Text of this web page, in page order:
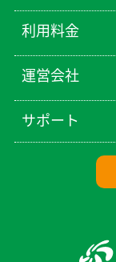
利用料金
運営会社
サポート